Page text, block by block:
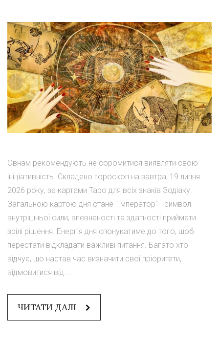
Овнам рекомендують не соромитися виявляти свою
ініціативність. Складено гороскоп на завтра, 19 липня
2026 року, за картами Таро для всіх знаків Зодіаку.
Загальною картою дня стане "Імператор" - символ
внутрішньої сили, впевненості та здатності приймати
зрілі рішення. Енергія дня спонукатиме до того, щоб
перестати відкладати важливі питання. Багато хто
відчує, що настав час визначити свої пріоритети,
відмовитися від...
ЧИТАТИ ДАЛІ